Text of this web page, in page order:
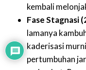
kembali
Fase Stagnasi
lamanya
kaderisasi
pertumbuhan